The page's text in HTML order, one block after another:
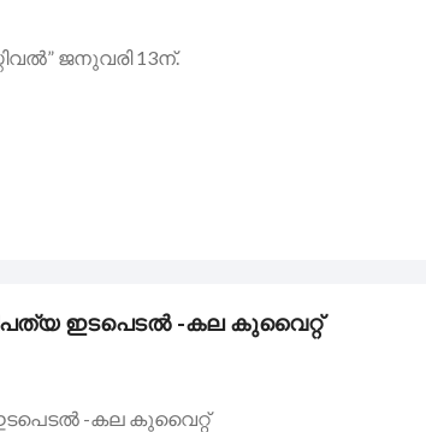
ജനുവരി 13ന്.
ഇടപെടൽ -കല കുവൈറ്റ്
-കല കുവൈറ്റ്